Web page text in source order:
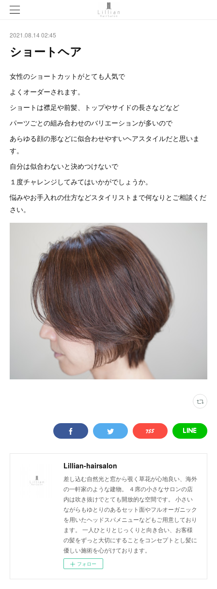
2021.08.14 02:45
ショートヘア
女性のショートカットがとても人気で
よくオーダーされます。
ショートは襟足や前髪、トップやサイドの長さなどなど
パーツごとの組み合わせのバリエーションが多いので
あらゆる顔の形などに似合わせやすいヘアスタイルだと思いま
す。
自分は似合わないと決めつけないで
１度チャレンジしてみてはいかがでしょうか。
悩みやお手入れの仕方などスタイリストまで何なりとご相談くだ
さい。
Lillian-hairsalon
差し込む自然光と窓から覗く草花が心地良い、海外
の一軒家のような建物。 ４席の小さなサロンの店
内は吹き抜けでとても開放的な空間です。 小さい
ながらもゆとりのあるセット面やフルオーガニック
を用いたヘッドスパメニューなどもご用意しており
ます。 一人ひとりとじっくりと向き合い、お客様
の髪をずっと大切にすることをコンセプトとし髪に
優しい施術を心がけております。
フォロー